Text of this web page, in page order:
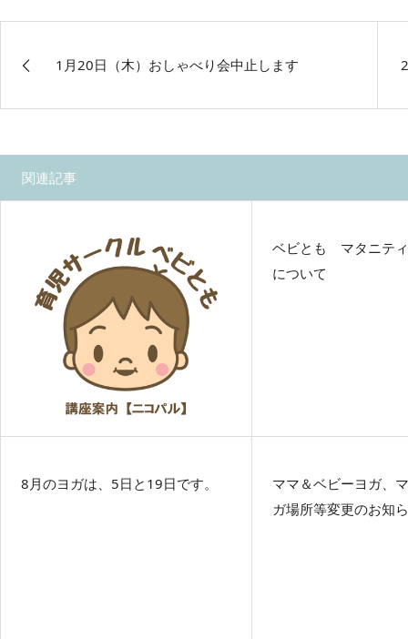
1月20日（木）おしゃべり会中止します
関連記事
ベビとも マタニテ
について
8月のヨガは、5日と19日です。
ママ＆ベビーヨガ、
ガ場所等変更のお知